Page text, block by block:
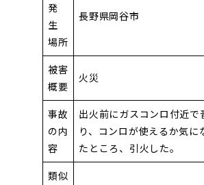
発
生
場所
長野県岡谷市
被害
概要
火災
事故
の内
容
出火前にガスコンロ付近で
り、コンロが使えるか気に
たところ、引火した。
類似